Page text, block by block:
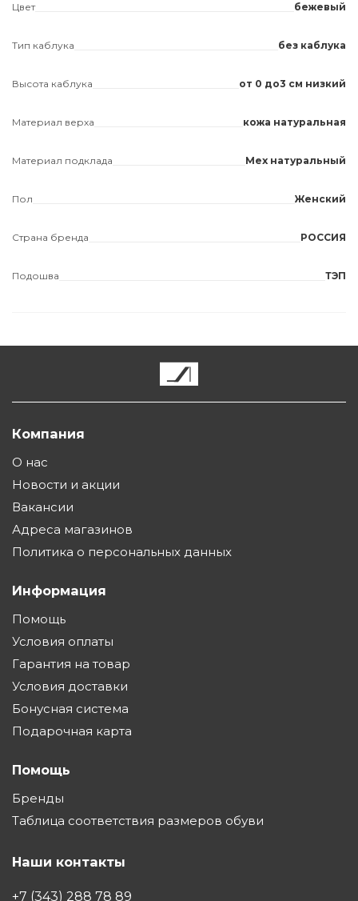
Цвет бежевый
Тип каблука без каблука
Высота каблука от 0 до3 см низкий
Материал верха кожа натуральная
Материал подклада Мех натуральный
Пол Женский
Страна бренда РОССИЯ
Подошва ТЭП
Компания
О нас
Новости и акции
Вакансии
Адреса магазинов
Политика о персональных данных
Информация
Помощь
Условия оплаты
Гарантия на товар
Условия доставки
Бонусная система
Подарочная карта
Помощь
Бренды
Таблица соответствия размеров обуви
Наши контакты
+7 (343) 288 78 89